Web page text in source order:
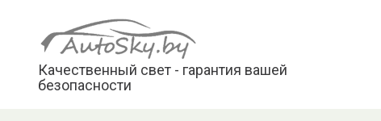
Качественный свет - гарантия вашей
безопасности